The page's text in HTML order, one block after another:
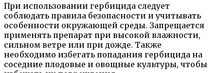
При использовании гербицида следует
соблюдать правила безопасности и учитывать
особенности окружающей среды. Запрещается
применять препарат при высокой влажности,
сильном ветре или при дожде. Также
необходимо избегать попадания гербицида на
соседние плодовые и овощные культуры, чтобы